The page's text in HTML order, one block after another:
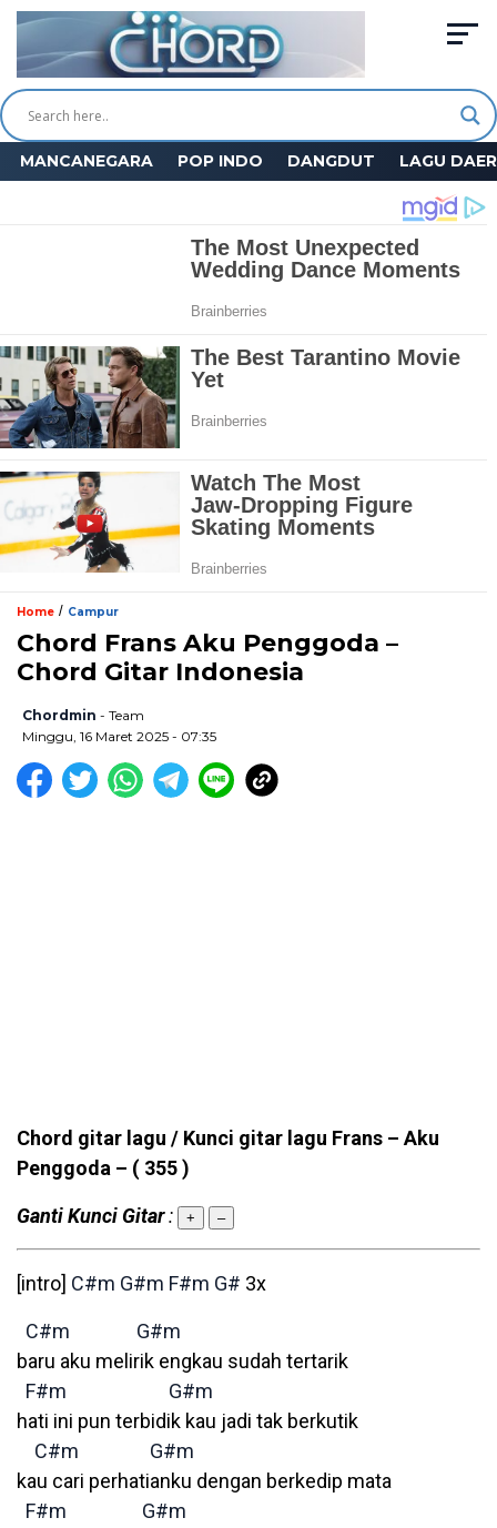
MANCANEGARA POP INDO DANGDUT LAGU
Home / Campur
Chord Frans Aku Penggoda –
Chord Gitar Indonesia
Chordmin - Team
Minggu, 16 Maret 2025 - 07:35
Chord gitar lagu / Kunci gitar lagu Frans – Aku
Penggoda – ( 355 )
Ganti Kunci Gitar: + –
[intro] C#m G#m F#m G# 3x
C#m
G#m
baru aku melirik engkau sudah tertarik
F#m
G#m
hati ini pun terbidik kau jadi tak berkutik
C#m
G#m
kau cari perhatianku dengan berkedip mata
F#m
G#m